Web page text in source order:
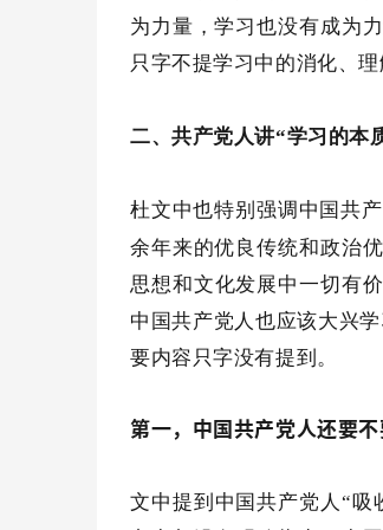
为力量，学习也没有成为
只字不提学习中的消化、
二、共产党人讲“学习的本
杜文中也特别强调中国共
余年来的优良传统和政治
思想和文化发展中一切有
中国共产党人也应该大兴
要内容只字没有提到。
第一，中国共产党人还要
文中提到中国共产党人 “吸